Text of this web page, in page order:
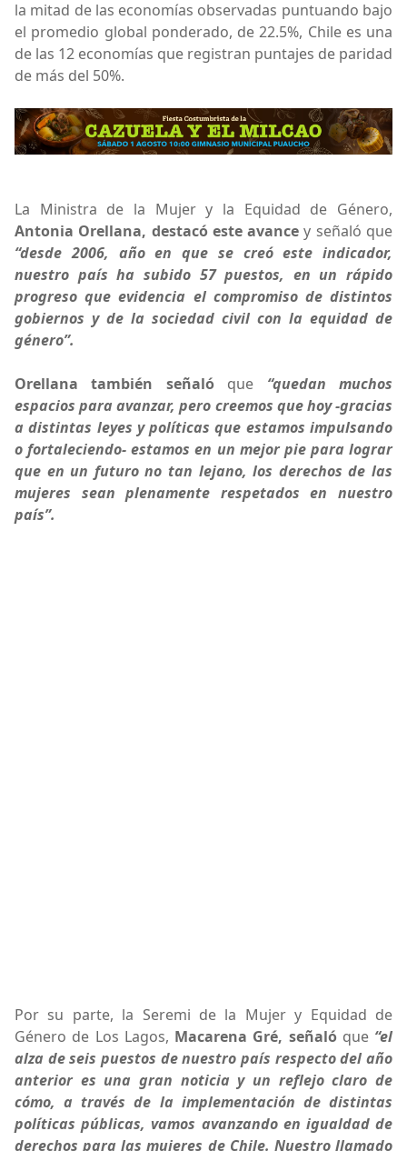
la mitad de las economías observadas puntuando bajo
el promedio global ponderado, de 22.5%, Chile es una
de las 12 economías que registran puntajes de paridad
de más del 50%.
La Ministra de la Mujer y la Equidad de Género,
Antonia Orellana, destacó este avance y señaló que
“desde 2006, año en que se creó este indicador,
nuestro país ha subido 57 puestos, en un rápido
progreso que evidencia el compromiso de distintos
gobiernos y de la sociedad civil con la equidad de
género”.
Orellana también señalóque “quedan muchos
espacios para avanzar, pero creemos que hoy -gracias
a distintas leyes y políticas que estamos impulsando
o fortaleciendo- estamos en un mejor pie para lograr
que en un futuro no tan lejano, los derechos de las
mujeres sean plenamente respetados en nuestro
país”.
Por su parte, la Seremi de la Mujer y Equidad de
Género de Los Lagos, Macarena Gré, señalóque “el
alza de seis puestos de nuestro país respecto del año
anterior es una gran noticia y un reflejo claro de
cómo, a través de la implementación de distintas
políticas públicas, vamos avanzando en igualdad de
derechos para las mujeres de Chile. Nuestro llamado